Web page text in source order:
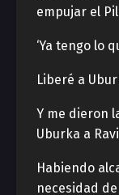
empujar el
‘Ya tengo lo
Liberé a
Y me dieron
Uburka a
Habiendo
necesidad